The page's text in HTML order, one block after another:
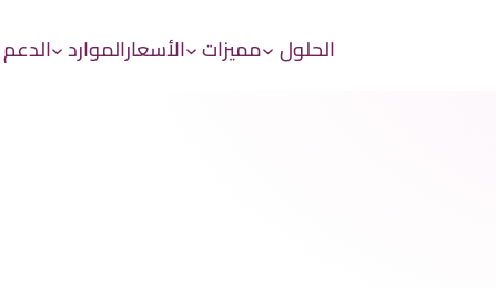
الحلول مميزات الأسعارالموارد